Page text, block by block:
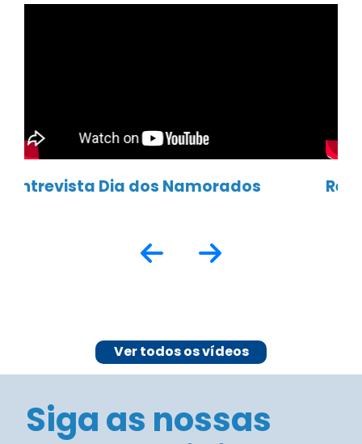
Siga as nossas
redes sociais
E fique por dentro de todas as
novidades e notícias sobre o comércio